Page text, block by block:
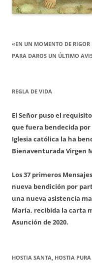
«EN UN MOMENTO DE RIGOR
PARA DAROS UN ÚLTIMO
REGLA DE VIDA
El Señor puso el
que fuera bendecida por
Iglesia católica la ha
Bienaventurada Virgen
Los 37 primeros
nueva bendición por
una nueva asistencia
María, recibida la carta
Asunción de 2020.
HOSTIA SANTA, HOSTIA PURA